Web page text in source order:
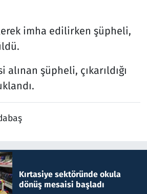
imha edilirken şüpheli,
şüpheli, çıkarıldığı
Kırtasiye sektöründe okula
dönüş mesaisi başladı